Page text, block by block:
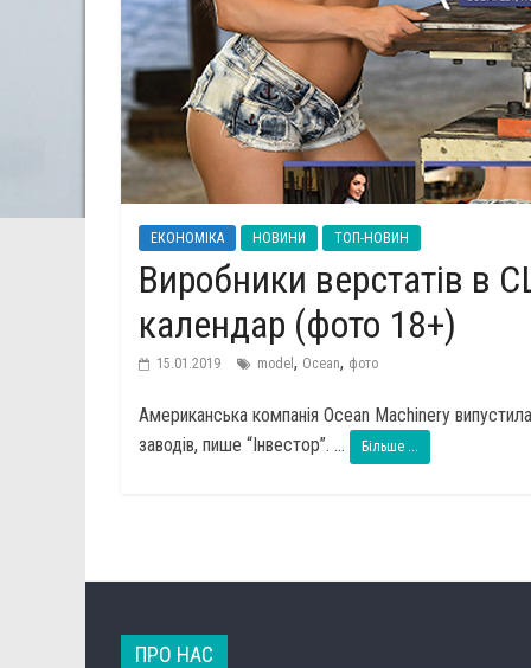
ЕКОНОМІКА НОВИНИ ТОП-НОВИН
Виробники верстатів в
календар (фото 18+)
15.01.2019 model , Ocean, фото
Американська компанія Ocean Machinery
заводів, пише “Інвестор”. ...
Більше ...
ПРО НАС